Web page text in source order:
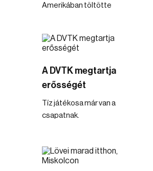
Amerikában töltötte
A DVTK megtartja
erősségét
Tíz játékosa már van a
csapatnak.